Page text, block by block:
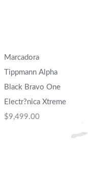
Marcadora
Tippmann Alpha
Black Bravo One
Electr?nica Xtreme
$9,499.00